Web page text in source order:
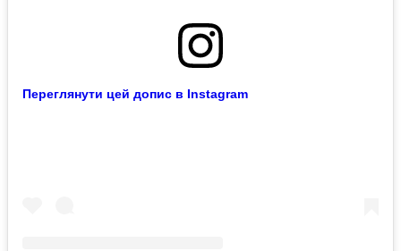
Переглянути цей допис в Instagram